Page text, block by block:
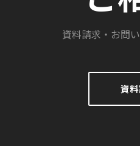
資料請求・お問
資